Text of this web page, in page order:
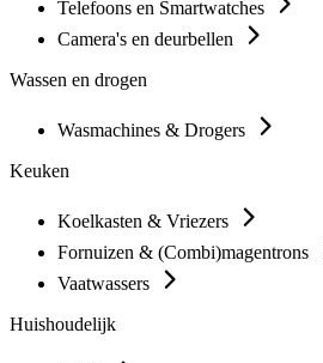
Telefoons en Smartwatches
Camera's en deurbellen
Wassen en drogen
Wasmachines & Drogers
Keuken
Koelkasten & Vriezers
Fornuizen & (Combi)magentrons
Vaatwassers
Huishoudelijk